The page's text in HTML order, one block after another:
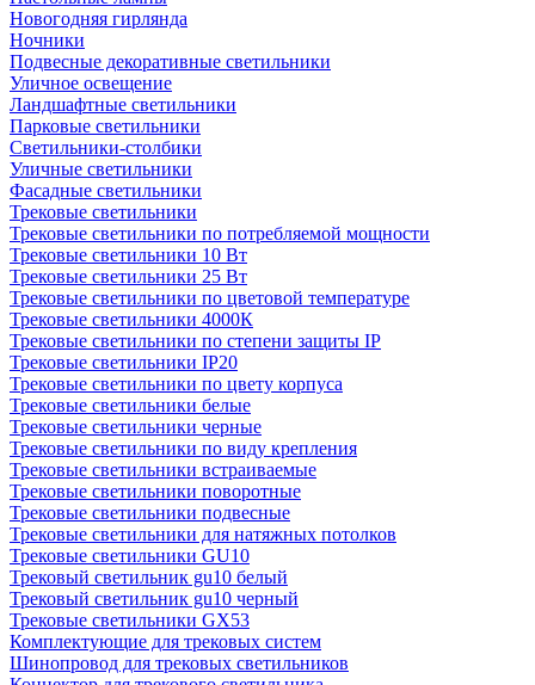
Новогодняя гирлянда
Ночники
Подвесные декоративные светильники
Уличное освещение
Ландшафтные светильники
Парковые светильники
Светильники-столбики
Уличные светильники
Фасадные светильники
Трековые светильники
Трековые светильники по потребляемой мощности
Трековые светильники 10 Вт
Трековые светильники 25 Вт
Трековые светильники по цветовой температуре
Трековые светильники 4000К
Трековые светильники по степени защиты IP
Трековые светильники IP20
Трековые светильники по цвету корпуса
Трековые светильники белые
Трековые светильники черные
Трековые светильники по виду крепления
Трековые светильники встраиваемые
Трековые светильники поворотные
Трековые светильники подвесные
Трековые светильники для натяжных потолков
Трековые светильники GU10
Трековый светильник gu10 белый
Трековый светильник gu10 черный
Трековые светильники GX53
Комплектующие для трековых систем
Шинопровод для трековых светильников